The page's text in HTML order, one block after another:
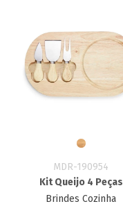
MDR-190954
Kit Queijo 4 Peças
Brindes Cozinha